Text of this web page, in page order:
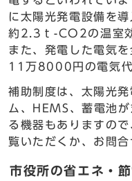
に太陽光発電設備を
約2.3ｔ-CO2の温室
また、発電した電気
11万8000円の電気代
補助制度は、太陽光
ム、HEMS、蓄電池
る機器もありますの
覧いただくか、お問合
市役所の省エネ・